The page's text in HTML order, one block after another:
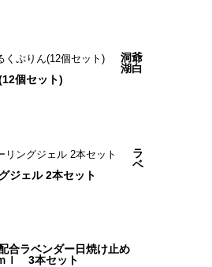
洞爺
湖白
個セット)
ラ
ベ
ジェル 2本セット
合ラベンダー日焼け止め
ｌ 3本セット